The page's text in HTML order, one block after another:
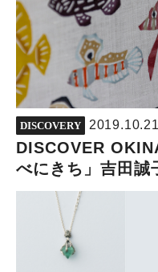
DISCOVERY 2019.10.21
DISCOVER
べにきち」吉田誠